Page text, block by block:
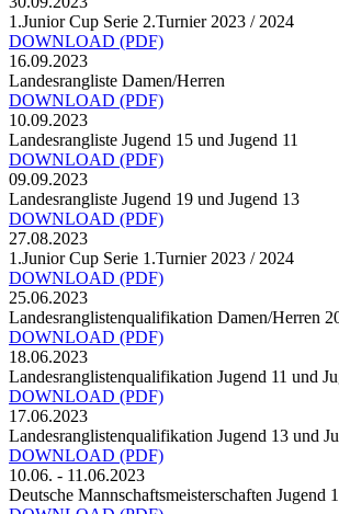
1.Junior Cup Serie 2.Turnier 2023 / 2024
DOWNLOAD (PDF)
16.09.2023
Landesrangliste Damen/Herren
DOWNLOAD (PDF)
10.09.2023
Landesrangliste Jugend 15 und Jugend 11
DOWNLOAD (PDF)
09.09.2023
Landesrangliste Jugend 19 und Jugend 13
DOWNLOAD (PDF)
27.08.2023
1.Junior Cup Serie 1.Turnier 2023 / 2024
DOWNLOAD (PDF)
25.06.2023
Landesranglistenqualifikation Damen/Herren
DOWNLOAD (PDF)
18.06.2023
Landesranglistenqualifikation Jugend 11 und
DOWNLOAD (PDF)
17.06.2023
Landesranglistenqualifikation Jugend 13 und
DOWNLOAD (PDF)
10.06. - 11.06.2023
Deutsche Mannschaftsmeisterschaften Jugend